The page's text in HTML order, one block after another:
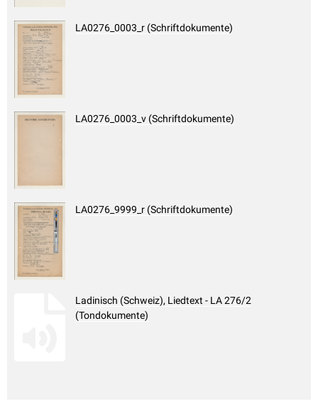
LA0276_0003_r (Schriftdokumente)
LA0276_0003_v (Schriftdokumente)
LA0276_9999_r (Schriftdokumente)
Ladinisch (Schweiz), Liedtext - LA 276/2
(Tondokumente)